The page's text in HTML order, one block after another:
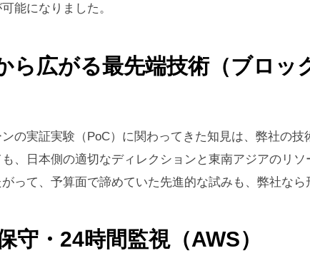
能になりました。
ら広がる最先端技術（ブロッ
の実証実験（PoC）に関わってきた知見は、弊社の
、日本側の適切なディレクションと東南アジアのリ
って、予算面で諦めていた先進的な試みも、弊社なら
守・24時間監視（AWS）